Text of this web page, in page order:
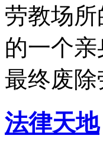
劳教场
的一个
最终废除
法律天地